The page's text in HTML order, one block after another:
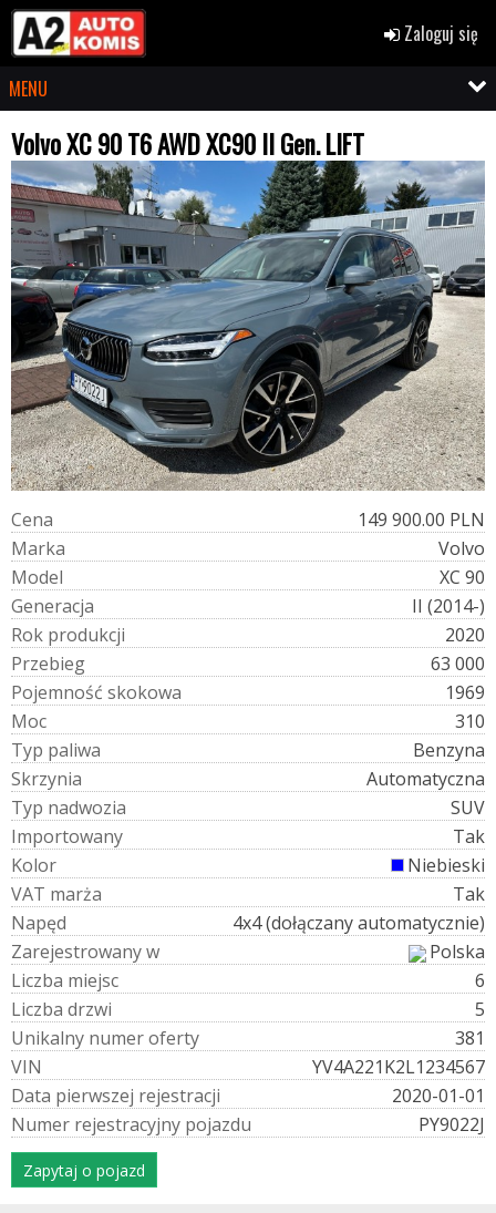
Zaloguj się
MENU
Volvo XC 90 T6 AWD XC90 II Gen. LIFT
Cena
149 900.00 PLN
Marka
Volvo
Model
XC 90
Generacja
II (2014-)
Rok produkcji
2020
Przebieg
63 000
Pojemność skokowa
1969
Moc
310
Typ paliwa
Benzyna
Skrzynia
Automatyczna
Typ nadwozia
SUV
Importowany
Tak
Kolor
Niebieski
VAT marża
Tak
Napęd
4x4 (dołączany automatycznie)
Zarejestrowanyw
Polska
Liczba miejsc
6
Liczba drzwi
5
Unikalny numeroferty
381
VIN
YV4A221K2L1234567
Data pierwszej rejestracji
2020-01-01
Numer rejestracyjny pojazdu PY9022J
Zapytaj o pojazd